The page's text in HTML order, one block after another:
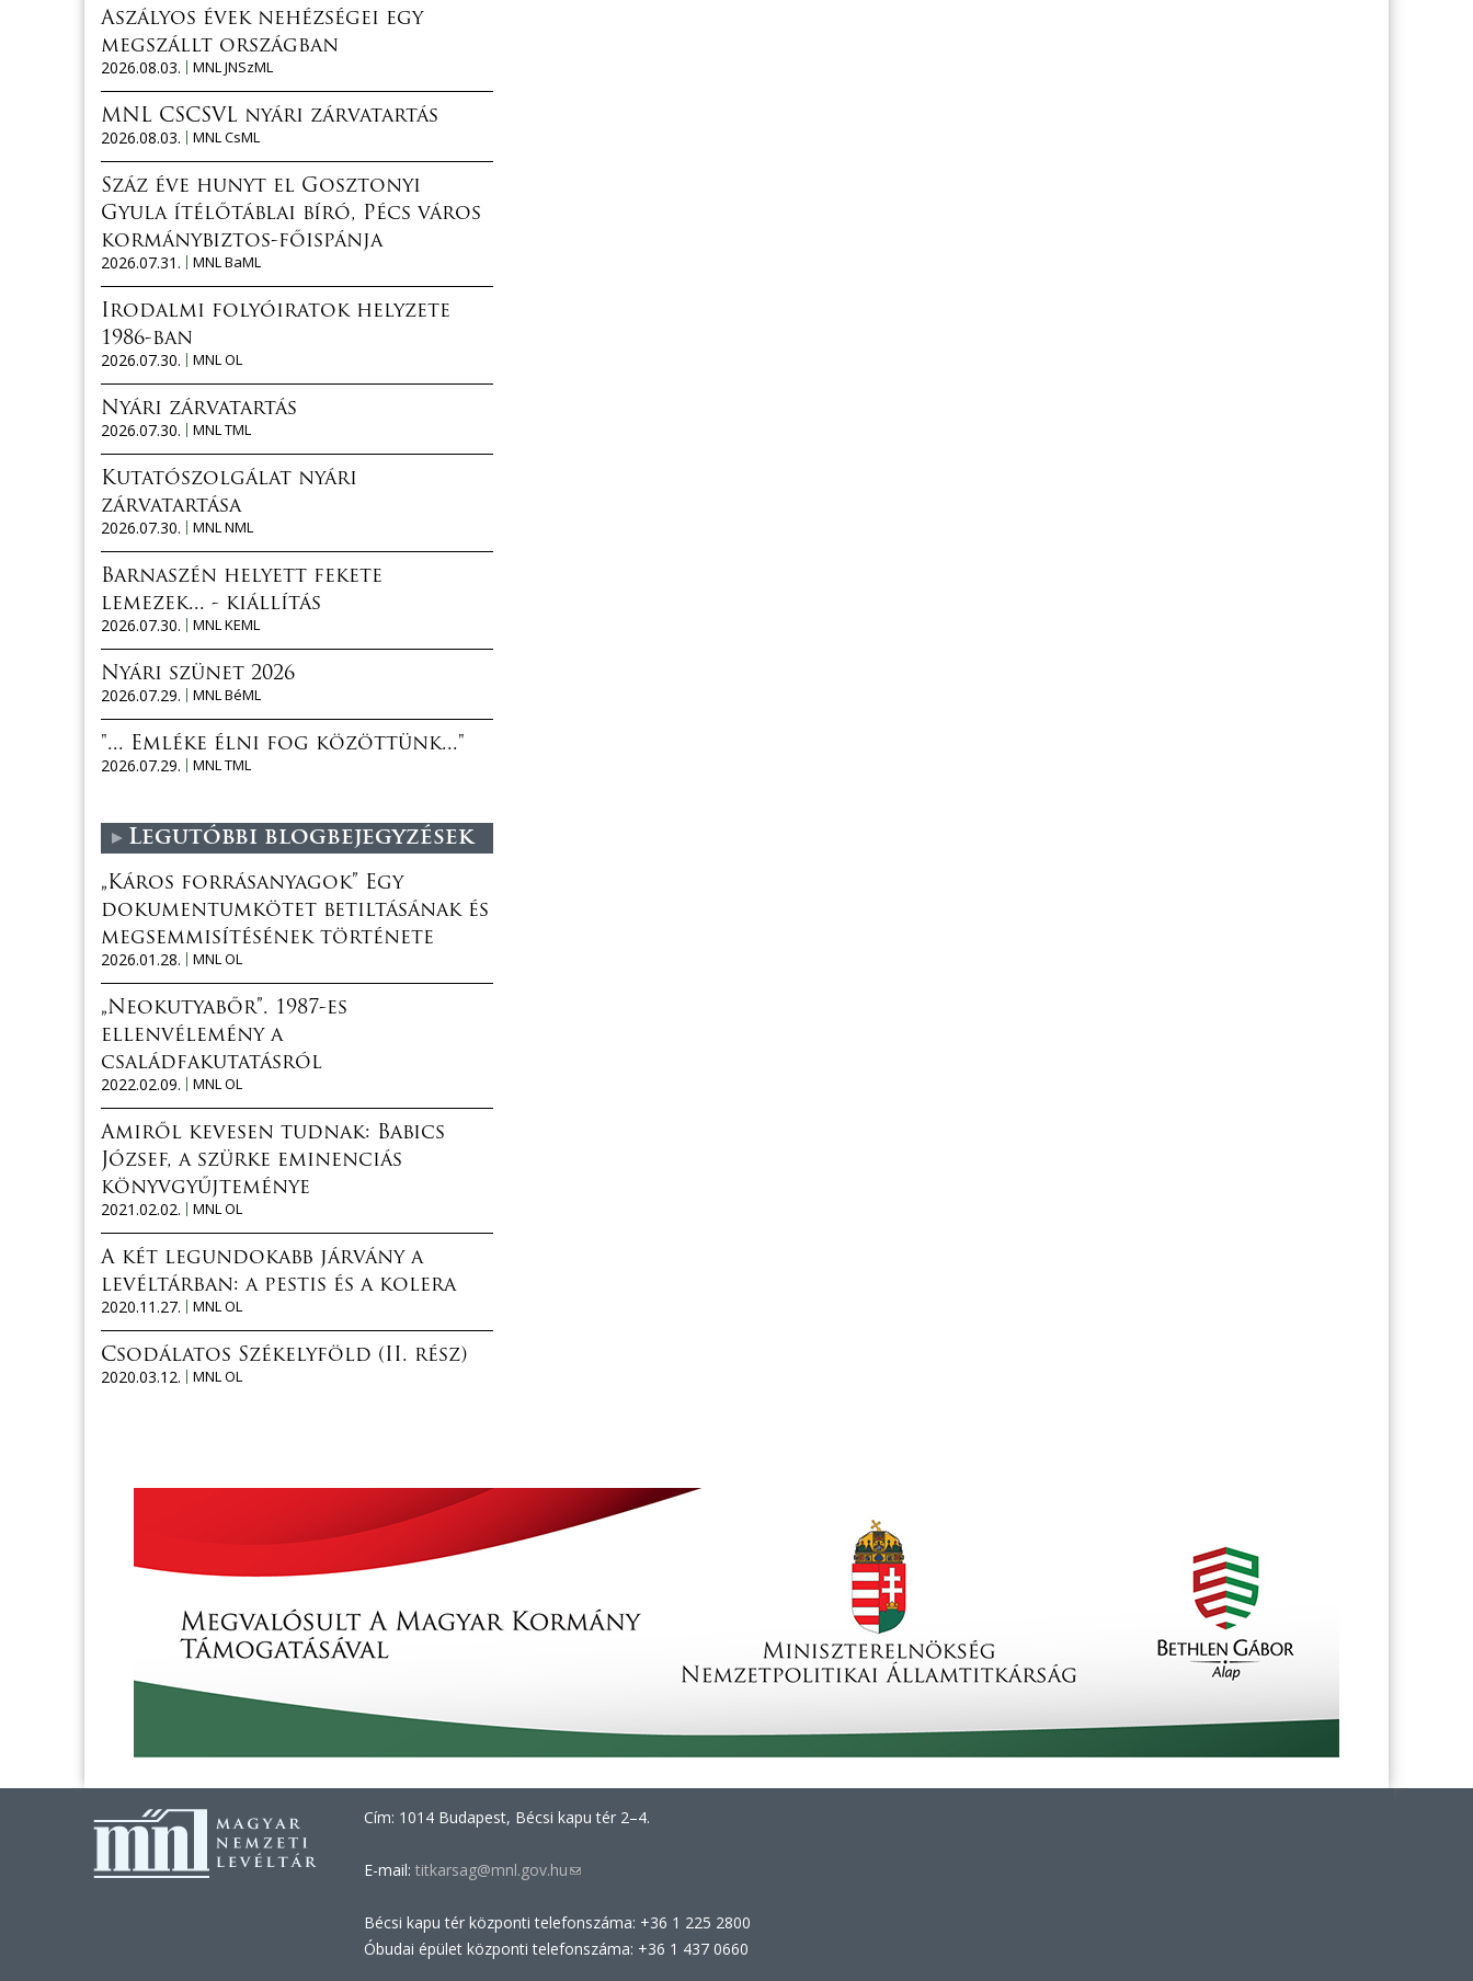
Aszályos évek nehézségei egy
megszállt országban
2026.08.03.
MNL JNSzML
MNL CSCSVL nyári zárvatartás
2026.08.03.
MNL CsML
Száz éve hunyt el Gosztonyi
Gyula ítélőtáblai bíró, Pécs város
kormánybiztos-főispánja
2026.07.31.
MNL BaML
Irodalmi folyóiratok helyzete
1986-ban
2026.07.30.
MNL OL
Nyári zárvatartás
2026.07.30.
MNL TML
Kutatószolgálat nyári
zárvatartása
2026.07.30.
MNL NML
Barnaszén helyett fekete
lemezek... - kiállítás
2026.07.30.
MNL KEML
Nyári szünet 2026
2026.07.29.
MNL BéML
"... Emléke élni fog közöttünk..."
2026.07.29.
MNL TML
Legutóbbi blogbejegyzések
„Káros forrásanyagok” Egy
dokumentumkötet betiltásának és
megsemmisítésének története
2026.01.28.
MNL OL
„Neokutyabőr”. 1987-es
ellenvélemény a
családfakutatásról
2022.02.09.
MNL OL
Amiről kevesen tudnak: Babics
József, a szürke eminenciás
könyvgyűjteménye
2021.02.02.
MNL OL
A két legundokabb járvány a
levéltárban: a pestis és a kolera
2020.11.27.
MNL OL
Csodálatos Székelyföld (II. rész)
2020.03.12.
MNL OL
Cím: 1014 Budapest, Bécsi kapu tér 2–4.
E-mail: titkarsag@mnl.gov.hu(link
e-
mail)
Bécsi kapu tér központi telefonszáma: +36 1 225 2800
Óbudai épület központi telefonszáma: +36 1 437 0660